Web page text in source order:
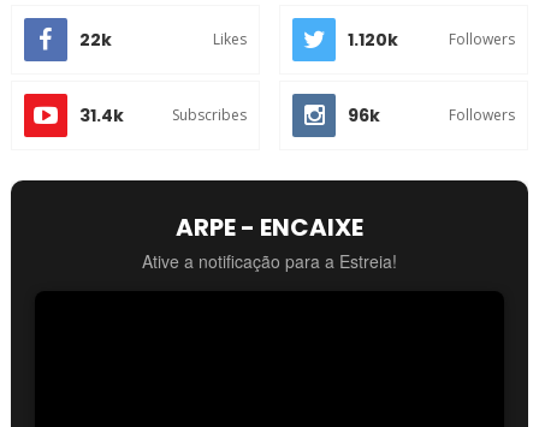
22k Likes 1.120k Followers
31.4k Subscribes 96k Followers
ARPE - ENCAIXE
Ative a notificação para a Estreia!